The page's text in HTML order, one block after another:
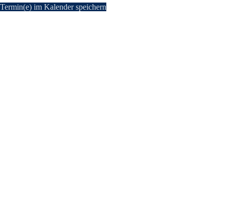
Termin(e) im Kalender speichern